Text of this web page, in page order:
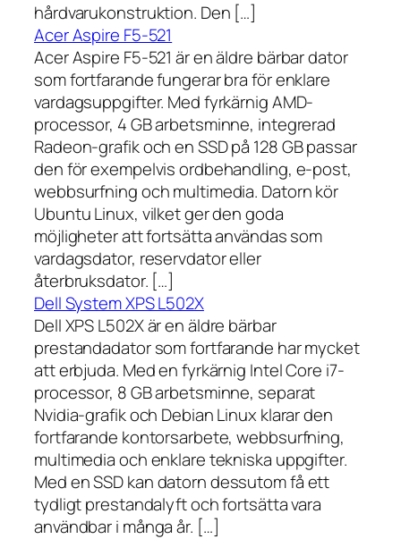
hårdvarukonstruktion. Den […]
Acer Aspire F5-521
Acer Aspire F5-521 är en äldre bärbar dator
som fortfarande fungerar bra för enklare
vardagsuppgifter. Med fyrkärnig AMD-
processor, 4 GB arbetsminne, integrerad
Radeon-grafik och en SSD på 128 GB passar
den för exempelvis ordbehandling, e-post,
webbsurfning och multimedia. Datorn kör
Ubuntu Linux, vilket ger den goda
möjligheter att fortsätta användas som
vardagsdator, reservdator eller
återbruksdator. […]
Dell System XPS L502X
Dell XPS L502X är en äldre bärbar
prestandadator som fortfarande har mycket
att erbjuda. Med en fyrkärnig Intel Core i7-
processor, 8 GB arbetsminne, separat
Nvidia-grafik och Debian Linux klarar den
fortfarande kontorsarbete, webbsurfning,
multimedia och enklare tekniska uppgifter.
Med en SSD kan datorn dessutom få ett
tydligt prestandalyft och fortsätta vara
användbar i många år. […]